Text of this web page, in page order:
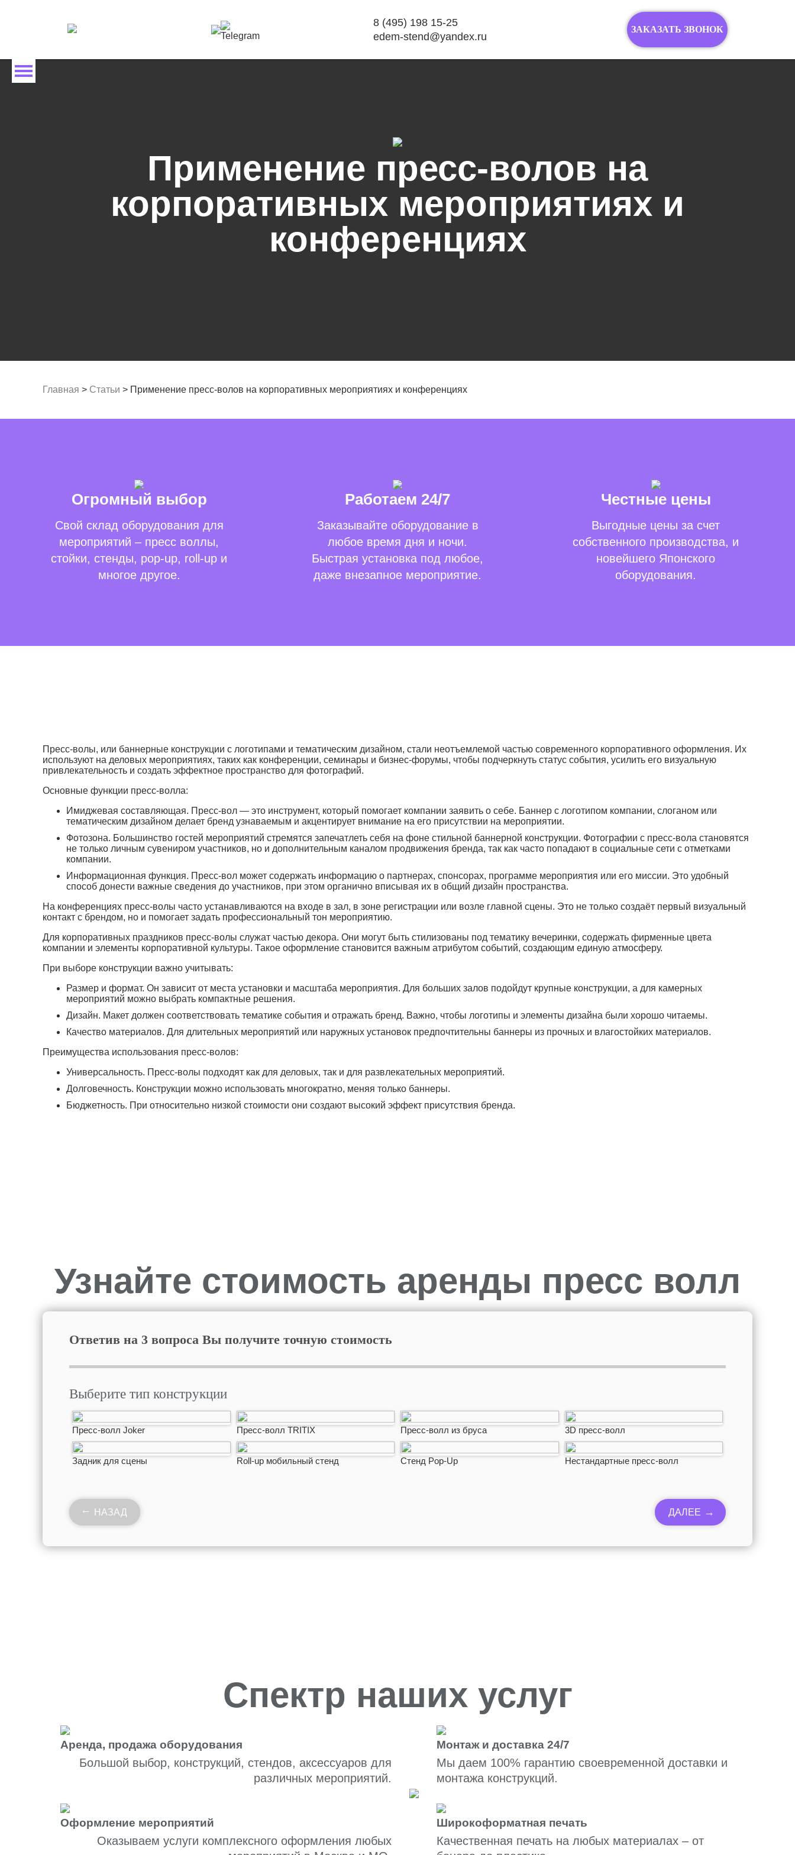
содержимому
8 (495) 198 15-25
edem-stend@yandex.ru
ЗАКАЗАТЬ ЗВОНОК
Применение пресс-волов на
корпоративных мероприятиях и
конференциях
Главная > Статьи > Применение пресс-волов на корпоративных мероприятиях и конференциях
Огромный выбор
Свой склад оборудования для
мероприятий – пресс воллы,
стойки, стенды, pop-up, roll-up и
многое другое.
Работаем 24/7
Заказывайте оборудование в
любое время дня и ночи.
Быстрая установка под любое,
даже внезапное мероприятие.
Честные цены
Выгодные цены за счет
собственного производства, и
новейшего Японского
оборудования.
Пресс-волы, или баннерные конструкции с логотипами и тематическим дизайном, стали неотъемлемой частью современного корпоративного оформления. Их
используют на деловых мероприятиях, таких как конференции, семинары и бизнес-форумы, чтобы подчеркнуть статус события, усилить его визуальную
привлекательность и создать эффектное пространство для фотографий.
Основные функции пресс-волла:
Имиджевая составляющая. Пресс-вол — это инструмент, который помогает компании заявить о себе. Баннер с логотипом компании, слоганом или
тематическим дизайном делает бренд узнаваемым и акцентирует внимание на его присутствии на мероприятии.
Фотозона. Большинство гостей мероприятий стремятся запечатлеть себя на фоне стильной баннерной конструкции. Фотографии с пресс-вола становятся
не только личным сувениром участников, но и дополнительным каналом продвижения бренда, так как часто попадают в социальные сети с отметками
компании.
Информационная функция. Пресс-вол может содержать информацию о партнерах, спонсорах, программе мероприятия или его миссии. Это удобный
способ донести важные сведения до участников, при этом органично вписывая их в общий дизайн пространства.
На конференциях пресс-волы часто устанавливаются на входе в зал, в зоне регистрации или возле главной сцены. Это не только создаёт первый визуальный
контакт с брендом, но и помогает задать профессиональный тон мероприятию.
Для корпоративных праздников пресс-волы служат частью декора. Они могут быть стилизованы под тематику вечеринки, содержать фирменные цвета
компании и элементы корпоративной культуры. Такое оформление становится важным атрибутом событий, создающим единую атмосферу.
При выборе конструкции важно учитывать:
Размер и формат. Он зависит от места установки и масштаба мероприятия. Для больших залов подойдут крупные конструкции, а для камерных
мероприятий можно выбрать компактные решения.
Дизайн. Макет должен соответствовать тематике события и отражать бренд. Важно, чтобы логотипы и элементы дизайна были хорошо читаемы.
Качество материалов. Для длительных мероприятий или наружных установок предпочтительны баннеры из прочных и влагостойких материалов.
Преимущества использования пресс-волов:
Универсальность. Пресс-волы подходят как для деловых, так и для развлекательных мероприятий.
Долговечность. Конструкции можно использовать многократно, меняя только баннеры.
Бюджетность. При относительно низкой стоимости они создают высокий эффект присутствия бренда.
Узнайте стоимость аренды пресс волл
Ответив на 3 вопроса Вы получите точную стоимость
Выберите тип конструкции
Пресс-волл Joker Пресс-волл TRITIX Пресс-волл из бруса 3D пресс-волл
Задник для сцены Roll-up мобильный стенд Стенд Pop-Up Нестандартные пресс-волл
НАЗАД ДАЛЕЕ
Спектр наших услуг
Аренда, продажа оборудования
Большой выбор, конструкций, стендов, аксессуаров для
различных мероприятий.
Оформление мероприятий
Оказываем услуги комплексного оформления любых
Монтаж и доставка 24/7
Мы даем 100% гарантию своевременной доставки и
монтажа конструкций.
Широкоформатная печать
Качественная печать на любых материалах – от